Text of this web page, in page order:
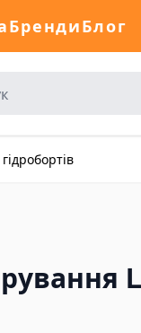
БрендиБлог